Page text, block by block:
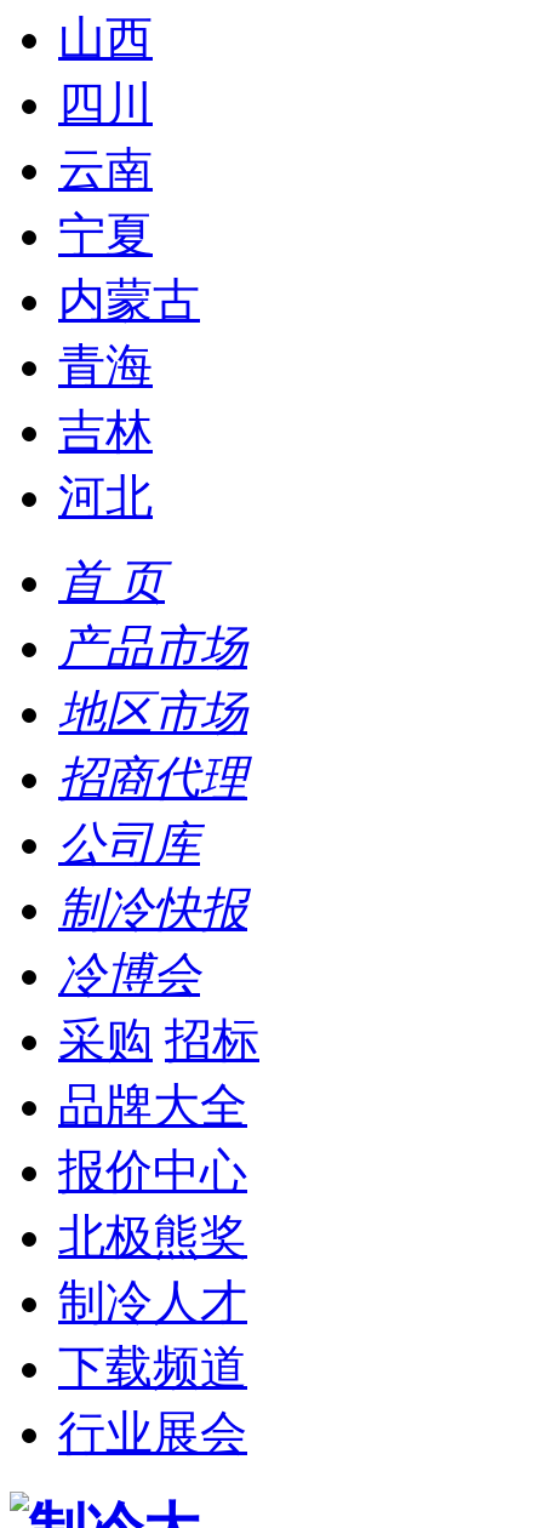
山西
四川
云南
宁夏
内蒙古
青海
吉林
河北
首 页
产品市场
地区市场
招商代理
公司库
制冷快报
冷博会
采购 招标
品牌大全
报价中心
北极熊奖
制冷人才
下载频道
行业展会